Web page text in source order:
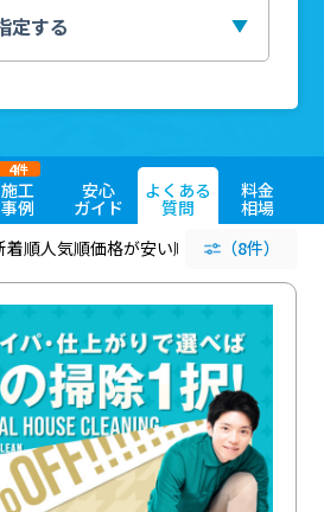
施工
事例
4件
安心
ガイド
よくある
質問
料金
相場
着順人気順価格が安い順 評価が高い順
（8件）